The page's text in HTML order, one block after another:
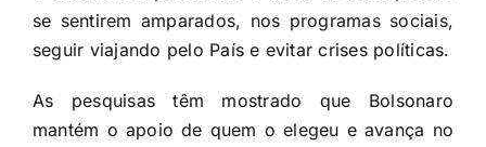
se sentirem amparados, nos programas sociais,
seguir viajando pelo País e evitar crises políticas.
As pesquisas têm mostrado que Bolsonaro
mantém o apoio de quem o elegeu e avança no